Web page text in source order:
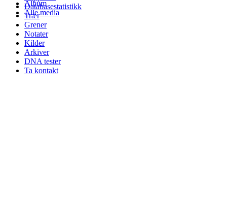
Album
Alle media
Databasestatistikk
Trær
Grener
Notater
Kilder
Arkiver
DNA tester
Ta kontakt